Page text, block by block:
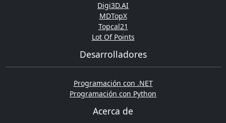
Digi3D.AI
MDTopX
Topcal21
Lot Of Points
Desarrolladores
Programación con .NET
Programación con Python
Acerca de